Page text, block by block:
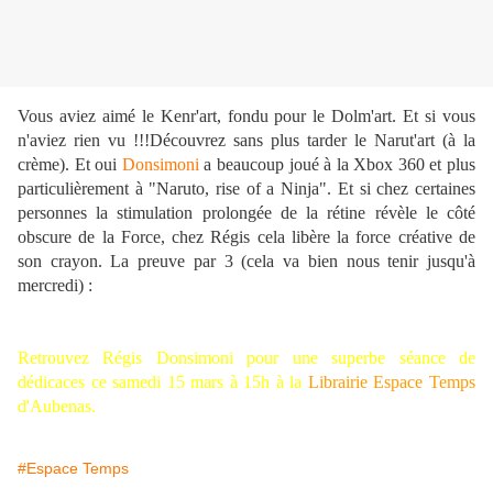
Vous aviez aimé le Kenr'art, fondu pour le Dolm'art. Et si vous
n'aviez rien vu !!!Découvrez sans plus tarder le Narut'art (à la
crème). Et oui Donsimoni a beaucoup joué à la Xbox 360 et plus
particulièrement à "Naruto, rise of a Ninja". Et si chez certaines
personnes la stimulation prolongée de la rétine révèle le côté
obscure de la Force, chez Régis cela libère la force créative de
son crayon. La preuve par 3 (cela va bien nous tenir jusqu'à
mercredi) :
Retrouvez Régis Donsimoni pour une superbe séance de
dédicaces ce samedi 15 mars à 15h à la Librairie Espace Temps
d'Aubenas.
#Espace Temps